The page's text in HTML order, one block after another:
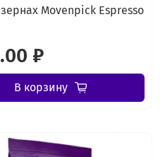
Movenpick Espresso
₽
В корзину